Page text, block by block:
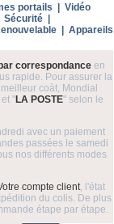
portails | Vidéo
Sécurité|
| Appareils
correspondanceen
rapide. Pour assurer la
coàt, Mondial
et "LA POSTE" selon le
avec un paiement
passées le samedi
nos différents modes
compte client , l'état
du colis. De plus
étape par étape.